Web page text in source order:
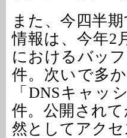
また、今四半
情報は、今年2
におけるバッ
件。次いで多
「DNSキャッ
件。公開され
然としてアクセ